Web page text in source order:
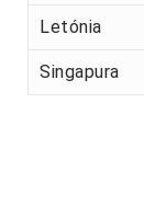
Letónia
Singapura